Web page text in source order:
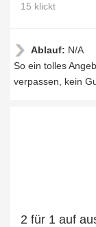
15 klickt
Ablauf: N/A
So ein tolles
verpassen, kein